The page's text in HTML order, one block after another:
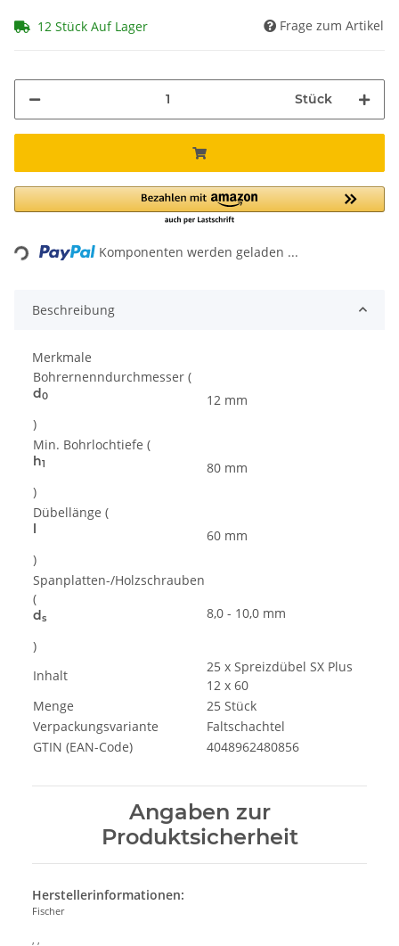
12 Stück Auf Lager Frage zum Artikel
Stück
Loading... Komponenten werden geladen ...
Beschreibung
Merkmale
Bohrernenndurchmesser (
d0
)
12 mm
Min. Bohrlochtiefe (
h1
)
80 mm
Dübellänge (
l
)
60 mm
Spanplatten-/Holzschrauben
(
ds
)
8,0 - 10,0 mm
Inhalt
25 x Spreizdübel SX Plus
12 x 60
Menge
25 Stück
Verpackungsvariante
Faltschachtel
GTIN (EAN-Code)
4048962480856
Angaben zur
Produktsicherheit
Herstellerinformationen:
Fischer